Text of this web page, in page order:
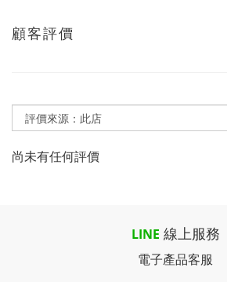
顧客評價
尚未有任何評價
LINE 線上服務
電子產品客服